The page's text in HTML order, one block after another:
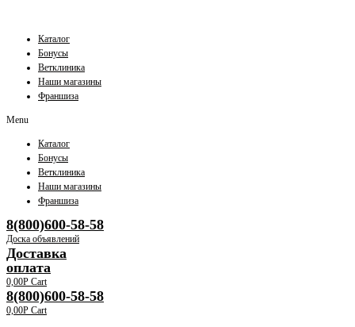
Каталог
Бонусы
Ветклиника
Наши магазины
Франшиза
Menu
Каталог
Бонусы
Ветклиника
Наши магазины
Франшиза
8(800)600-58-58
Доска объявлений
Доставка
оплата
0,00Р Cart
8(800)600-58-58
0,00Р Cart